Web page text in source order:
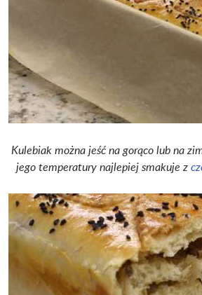
Kulebiak można jeść na gorąco lub na
jego temperatury najlepiej smakuje z